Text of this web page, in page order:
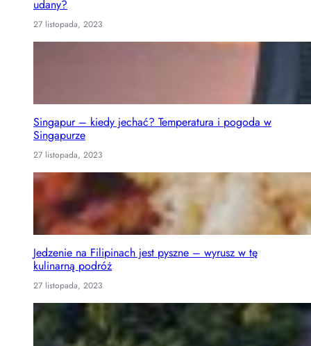
udany?
27 listopada, 2023
Singapur – kiedy jechać? Temperatura i pogoda w
Singapurze
27 listopada, 2023
Jedzenie na Filipinach jest pyszne – wyrusz w tę
kulinarną podróż
27 listopada, 2023